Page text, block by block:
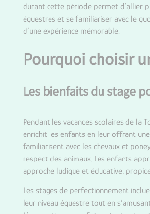
durant cette période permet d’allier
équestres et se familiariser avec le
d’une expérience mémorable.
Pourquoi choisir
Les bienfaits du stage
Pendant les vacances scolaires de la
enrichit les enfants en leur offrant
familiarisent avec les chevaux et
respect des animaux. Les enfants
approche ludique et éducative,
Les stages de perfectionnement
leur niveau équestre tout en